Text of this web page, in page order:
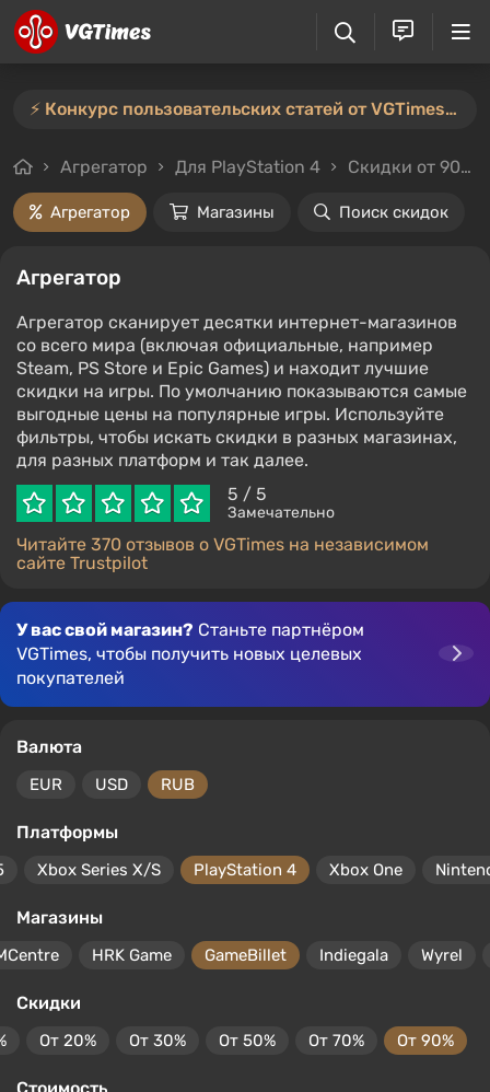
⚡️ Конкурс пользовательских статей от VGTimes продлён — участвуйте тут ⚡️
Агрегатор Для PlayStation 4 Скидки от 90%
Агрегатор Магазины Поиск скидок
Агрегатор
Агрегатор сканирует десятки интернет-магазинов
со всего мира (включая официальные, например
Steam, PS Store и Epic Games) и находит лучшие
скидки на игры. По умолчанию показываются самые
выгодные цены на популярные игры. Используйте
фильтры, чтобы искать скидки в разных магазинах,
для разных платформ и так далее.
5 / 5
Замечательно
Читайте 370 отзывов о VGTimes на независимом
сайте Trustpilot
У вас свой магазин? Станьте партнёром
VGTimes, чтобы получить новых целевых
покупателей
Валюта
EUR USD RUB
Платформы
Xbox Series X/S PlayStation 4 Xbox One
Магазины
HRK Game GameBillet Indiegala Wyrel
Скидки
От 20% От 30% От 50% От 70% От 90%